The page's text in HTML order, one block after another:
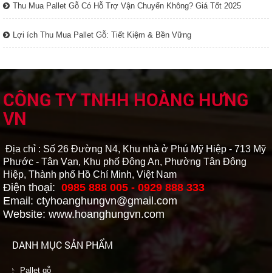
Thu Mua Pallet Gỗ Có Hỗ Trợ Vận Chuyển Không? Giá Tốt 2025
Lợi ích Thu Mua Pallet Gỗ: Tiết Kiệm & Bền Vững
CÔNG TY TNHH HOÀNG HƯNG
VN
Địa chỉ : Số 26 Đường N4, Khu nhà ở Phú Mỹ Hiệp - 713 Mỹ
Phước - Tân Vạn, Khu phố Đông An, Phường Tân Đông
Hiệp, Thành phố Hồ Chí Minh, Việt Nam
Điện thoại: 0985 888 005 - 0929 888 333
Email: ctyhoanghungvn@gmail.com
Website: www.hoanghungvn.com
DANH MỤC SẢN PHẨM
Pallet gỗ